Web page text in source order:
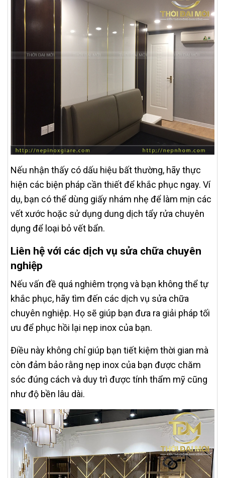
Nếu nhận thấy có dấu hiệu bất thường, hãy thực
hiện các biện pháp cần thiết để khắc phục ngay. Ví
dụ, bạn có thể dùng giấy nhám nhẹ để làm mịn các
vết xước hoặc sử dụng dung dịch tẩy rửa chuyên
dụng để loại bỏ vết bẩn.
Liên hệ với các dịch vụ sửa chữa chuyên
nghiệp
Nếu vấn đề quá nghiêm trọng và bạn không thể tự
khắc phục, hãy tìm đến các dịch vụ sửa chữa
chuyên nghiệp. Họ sẽ giúp bạn đưa ra giải pháp tối
ưu để phục hồi lại nẹp inox của bạn.
Điều này không chỉ giúp bạn tiết kiệm thời gian mà
còn đảm bảo rằng nẹp inox của bạn được chăm
sóc đúng cách và duy trì được tính thẩm mỹ cũng
như độ bền lâu dài.